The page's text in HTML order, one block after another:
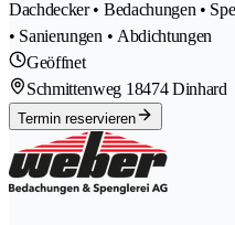
Dachdecker • Bedachungen •
• Sanierungen • Abdichtungen
Geöffnet
Schmittenweg 18474 Dinhard
Termin reservieren